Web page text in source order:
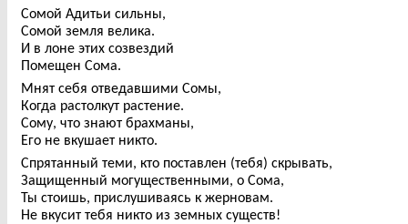
Сомой Адитьи сильны,
Сомой земля велика.
И в лоне этих созвездий
Помещен Сома.
Мнят себя отведавшими Сомы,
Когда растолкут растение.
Сому, что знают брахманы,
Его не вкушает никто.
Спрятанный теми, кто поставлен (тебя) скрывать,
Защищенный могущественными, о Сома,
Ты стоишь, прислушиваясь к жерновам.
Не вкусит тебя никто из земных существ!